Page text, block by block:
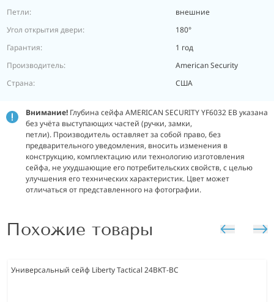
Петли:
внешние
Угол открытия двери:
180°
Гарантия:
1 год
Производитель:
American Security
Страна:
США
Внимание! Глубина сейфа AMERICAN SECURITY YF6032 EB указана
без учёта выступающих частей (ручки, замки,
петли). Производитель оставляет за собой право, без
предварительного уведомления, вносить изменения в
конструкцию, комплектацию или технологию изготовления
сейфа, не ухудшающие его потребительских свойств, с целью
улучшения его технических характеристик. Цвет может
отличаться от представленного на фотографии.
Похожие товары
Универсальный сейф Liberty Tactical 24BKT-BC